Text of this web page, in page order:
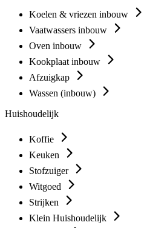
Koelen & vriezen inbouw
Vaatwassers inbouw
Oven inbouw
Kookplaat inbouw
Afzuigkap
Wassen (inbouw)
Huishoudelijk
Koffie
Keuken
Stofzuiger
Witgoed
Strijken
Klein Huishoudelijk